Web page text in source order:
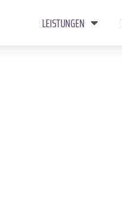
LEISTUNGEN